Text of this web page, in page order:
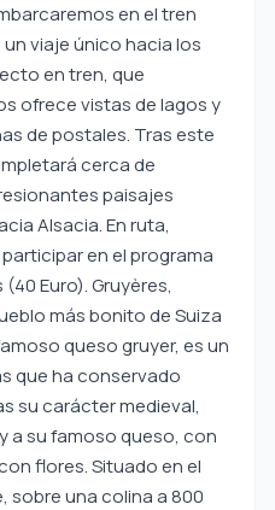
en el tren
un viaje único hacia los
en tren, que
ofrece vistas de lagos y
de postales. Tras este
cerca de
paisajes
Alsacia. En ruta,
en el programa
Euro). Gruyères,
más bonito de Suiza
queso gruyer, es un
que ha conservado
su carácter medieval,
a su famoso queso, con
flores. Situado en el
sobre una colina a 800